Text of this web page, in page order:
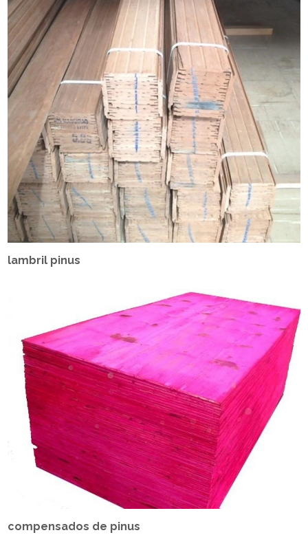
lambril pinus
compensados de pinus